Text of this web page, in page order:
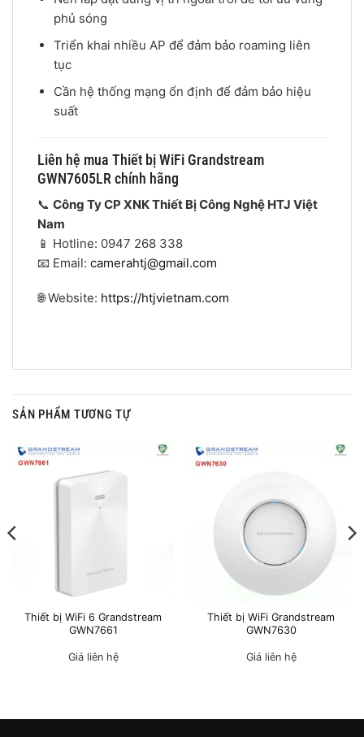
phủ sóng
Triển khai nhiều AP để đảm bảo roaming liên
tục
Cần hệ thống mạng ổn định để đảm bảo hiệu
suất
Liên hệ mua Thiết bị WiFi Grandstream
GWN7605LR chính hãng
📞 Công Ty CP XNK Thiết Bị Công Nghệ HTJ Việt
Nam
📱 Hotline: 0947 268 338
📧 Email: camerahtj@gmail.com
🌐 Website: https://htjvietnam.com
SẢN PHẨM TƯƠNG TỰ
Thiết bị WiFi 6 Grandstream
GWN7661
Giá liên hệ
Thiết bị WiFi Grandstream
GWN7630
Giá liên hệ